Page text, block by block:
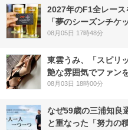
2027年のF1全レース
「夢のシーズンチケ
08月05日 17時48分
東雲うみ、「スピリ
艶な雰囲気でファン
08月03日 18時00分
なぜ59歳の三浦知
と重なった「努力の